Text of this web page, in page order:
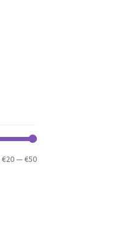
Min.
Max.
€20—€50